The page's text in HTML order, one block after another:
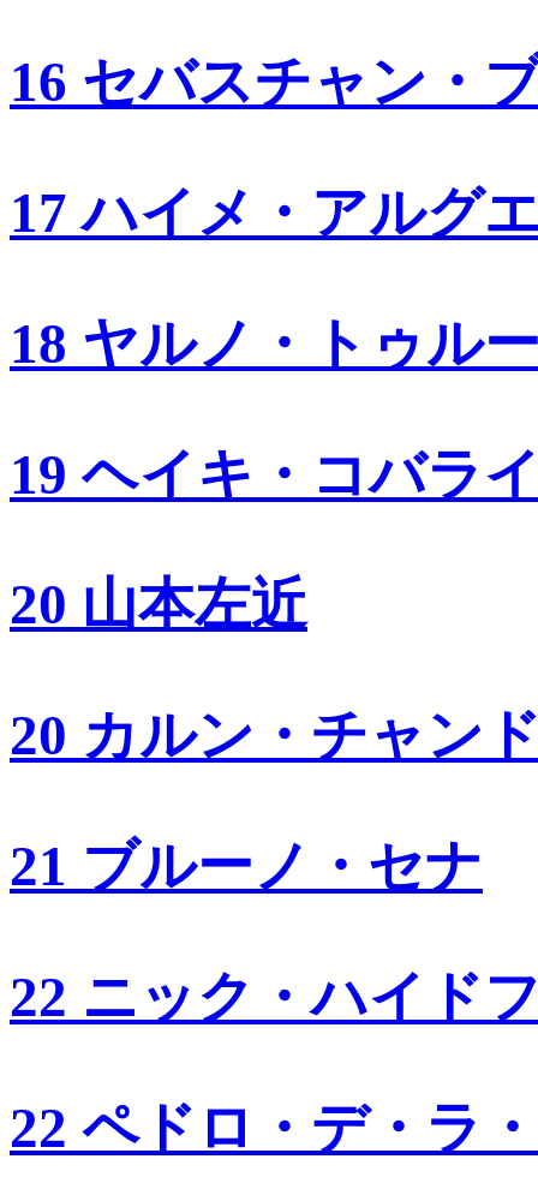
16 セバスチャン・
17 ハイメ・アルグ
18 ヤルノ・トゥル
19 ヘイキ・コバラ
20 山本左近
20 カルン・チャン
21 ブルーノ・セナ
22 ニック・ハイド
22 ペドロ・デ・ラ